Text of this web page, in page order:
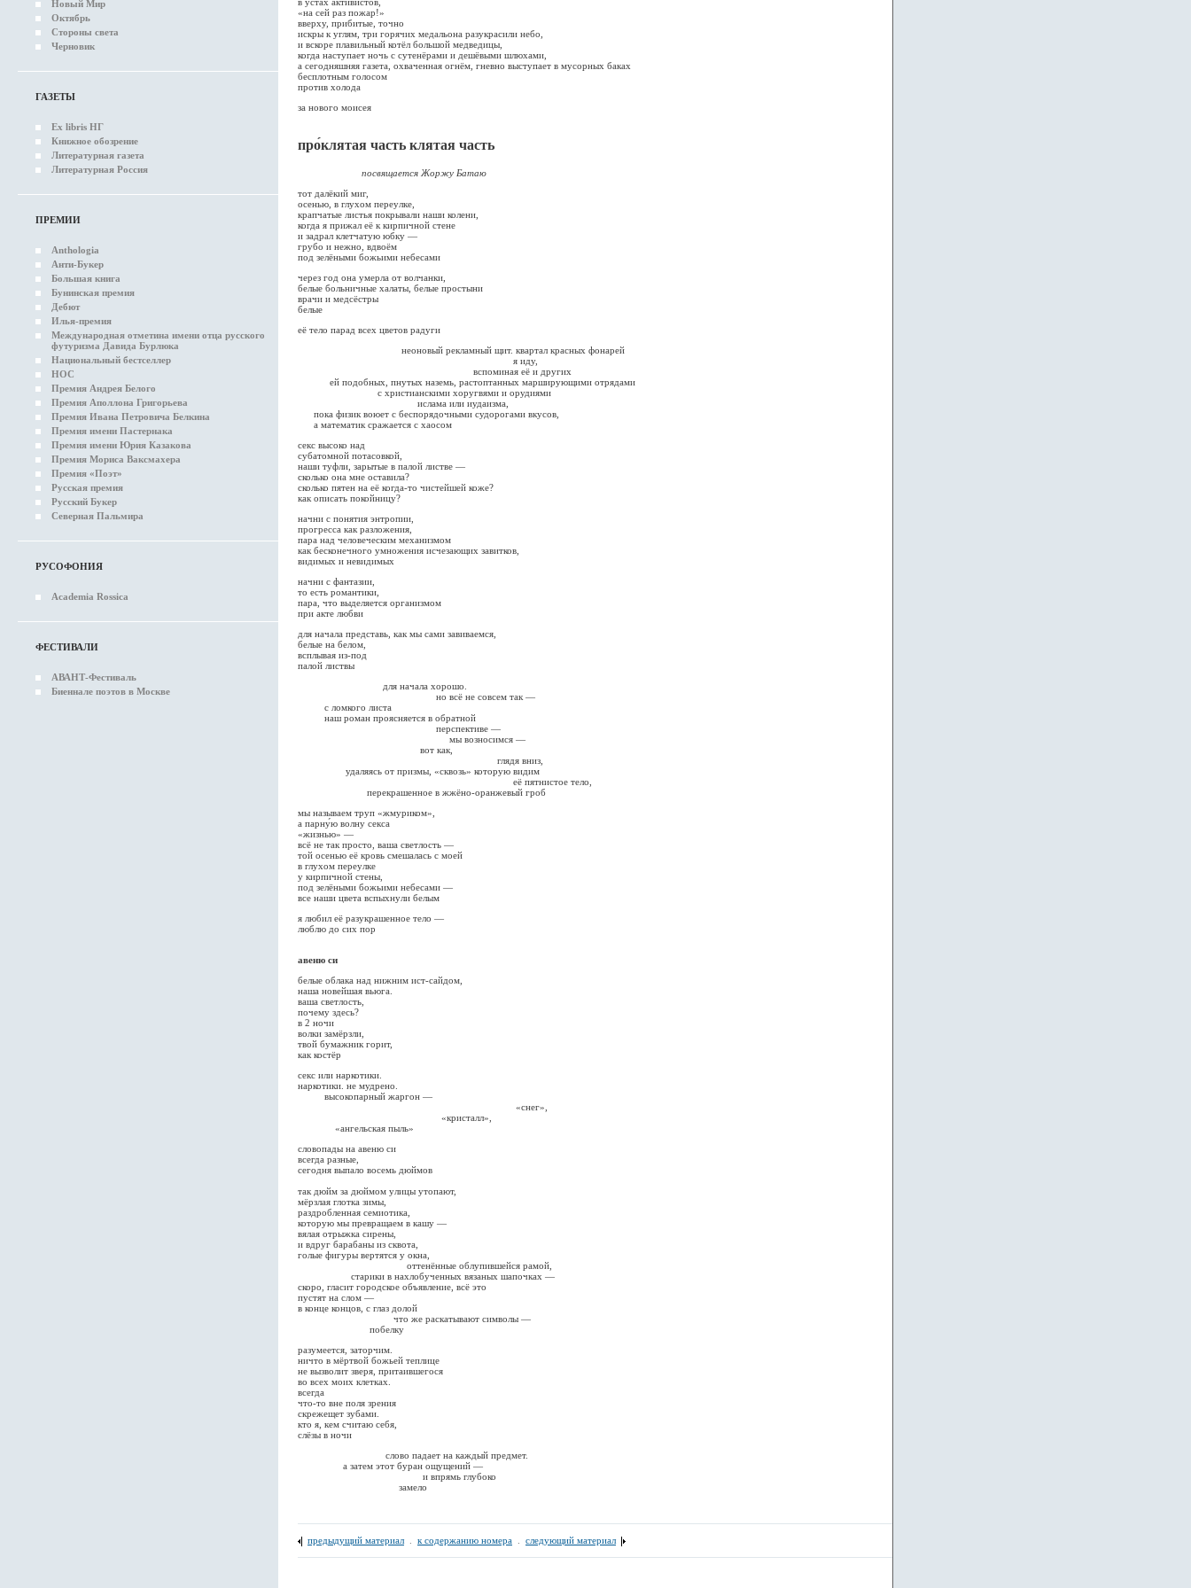
Новый Мир
Октябрь
Стороны света
Черновик
ГАЗЕТЫ
Ex libris НГ
Книжное обозрение
Литературная газета
Литературная Россия
ПРЕМИИ
Anthologia
Анти-Букер
Большая книга
Бунинская премия
Дебют
Илья-премия
Международная отметина имени отца русского
футуризма Давида Бурлюка
Национальный бестселлер
НОС
Премия Андрея Белого
Премия Аполлона Григорьева
Премия Ивана Петровича Белкина
Премия имени Пастернака
Премия имени Юрия Казакова
Премия Мориса Ваксмахера
Премия «Поэт»
Русская премия
Русский Букер
Северная Пальмира
РУСОФОНИЯ
Academia Rossica
ФЕСТИВАЛИ
АВАНТ-Фестиваль
Биеннале поэтов в Москве
«на сей раз пожар!»
вверху, прибитые, точно
искры к углям, три горячих медальона разукрасили небо,
и вскоре плавильный котёл большой медведицы,
когда наступает ночь с сутенёрами и дешёвыми шлюхами,
а сегодняшняя газета, охваченная огнём, гневно выступает в мусорных баках
бесплотным голосом
против холода
за нового моисея
про́клятая часть клятая часть
посвящается Жоржу Батаю
тот далёкий миг,
осенью, в глухом переулке,
крапчатые листья покрывали наши колени,
когда я прижал её к кирпичной стене
и задрал клетчатую юбку —
грубо и нежно, вдвоём
под зелёными божьими небесами
через год она умерла от волчанки,
белые больничные халаты, белые простыни
врачи и медсёстры
белые
её тело парад всех цветов радуги
неоновый рекламный щит. квартал красных фонарей
я иду,
вспоминая её и других
ей подобных, пнутых наземь, растоптанных марширующими отрядами
с христианскими хоругвями и орудиями
ислама или иудаизма,
пока физик воюет с беспорядочными судорогами вкусов,
а математик сражается с хаосом
секс высоко над
субатомной потасовкой,
наши туфли, зарытые в палой листве —
сколько она мне оставила?
сколько пятен на её когда-то чистейшей коже?
как описать покойницу?
начни с понятия энтропии,
прогресса как разложения,
пара над человеческим механизмом
как бесконечного умножения исчезающих завитков,
видимых и невидимых
начни с фантазии,
то есть романтики,
пара, что выделяется организмом
при акте любви
для начала представь, как мы сами завиваемся,
белые на белом,
всплывая из-под
палой листвы
для начала хорошо.
но всё не совсем так —
с ломкого листа
наш роман проясняется в обратной
перспективе —
мы возносимся —
вот как,
глядя вниз,
удаляясь от призмы, «сквозь» которую видим
её пятнистое тело,
перекрашенное в жжёно-оранжевый гроб
мы называем труп «жмуриком»,
а парну́ю волну секса
«жизнью» —
всё не так просто, ваша светлость —
той осенью её кровь смешалась с моей
в глухом переулке
у кирпичной стены,
под зелёными божьими небесами —
все наши цвета вспыхнули белым
я любил её разукрашенное тело —
люблю до сих пор
авеню си
белые облака над нижним ист-сайдом,
наша новейшая вьюга.
ваша светлость,
почему здесь?
в 2 ночи
волки замёрзли,
твой бумажник горит,
как костёр
секс или наркотики.
наркотики. не мудрено.
высокопарный жаргон —
«снег»,
«кристалл»,
«ангельская пыль»
словопады на авеню си
всегда разные,
сегодня выпало восемь дюймов
так дюйм за дюймом улицы утопают,
мёрзлая глотка зимы,
раздробленная семиотика,
которую мы превращаем в кашу —
вялая отрыжка сирены,
и вдруг барабаны из сквота,
голые фигуры вертятся у окна,
оттенённые облупившейся рамой,
старики в нахлобученных вязаных шапочках —
скоро, гласит городское объявление, всё это
пустят на слом —
в конце концов, с глаз долой
что же раскатывают символы —
побелку
разумеется, заторчим.
ничто в мёртвой божьей теплице
не вызволит зверя, притаившегося
во всех моих клетках.
всегда
что-то вне поля зрения
скрежещет зубами.
кто я, кем считаю себя,
слёзы в ночи
слово падает на каждый предмет.
а затем этот буран ощущений —
и впрямь глубоко
замело
предыдущий материал к содержанию номера следующий материал